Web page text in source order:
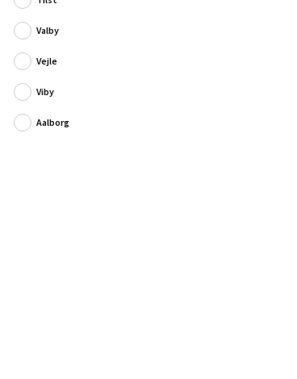
Valby
Vejle
Viby
Aalborg